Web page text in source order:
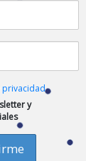
privacidad
y